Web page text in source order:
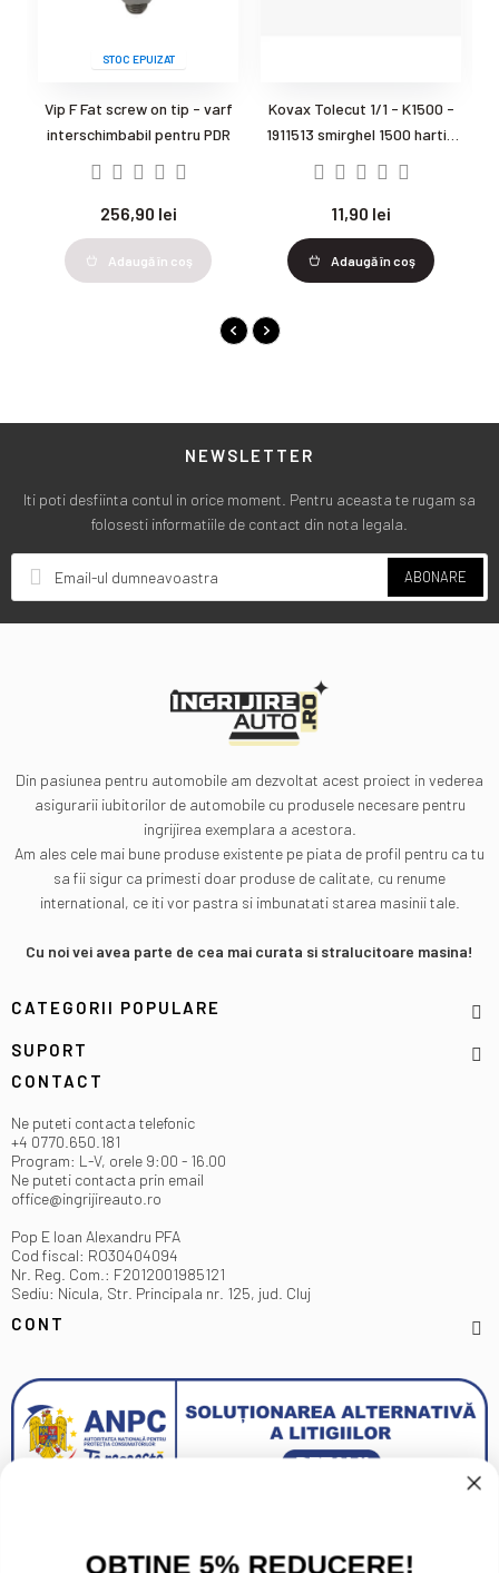
STOC EPUIZAT
Vip F Fat screw on tip - varf
interschimbabil pentru PDR
256,90 lei
Adaugă în coş
Kovax Tolecut 1/1 - K1500 -
1911513 smirghel 1500 hartie
pe coala
11,90 lei
Adaugă în coş
NEWSLETTER
Iti poti desfiinta contul in orice moment. Pentru aceasta te rugam sa
folosesti informatiile de contact din nota legala.
ABONARE
Din pasiunea pentru automobile am dezvoltat acest proiect in vederea
asigurarii iubitorilor de automobile cu produsele necesare pentru
ingrijirea exemplara a acestora.
Am ales cele mai bune produse existente pe piata de profil pentru ca tu
sa fii sigur ca primesti doar produse de calitate, cu renume
international, ce iti vor pastra si imbunatati starea masinii tale.
Cu noi vei avea parte de cea mai curata si stralucitoare masina!
CATEGORII POPULARE
SUPORT
CONTACT
Ne puteti contacta telefonic
+4 0770.650.181
Program: L-V, orele 9:00 - 16.00
Ne puteti contacta prin email
office@ingrijireauto.ro
Pop E Ioan Alexandru PFA
Cod fiscal: RO30404094
Nr. Reg. Com.: F2012001985121
Sediu: Nicula, Str. Principala nr. 125, jud. Cluj
CONT
OBTINE 5% REDUCERE!